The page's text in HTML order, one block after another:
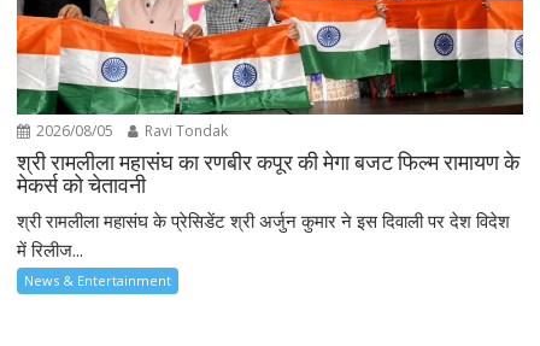
2026/08/05 Ravi Tondak
श्री रामलीला महासंघ का रणबीर कपूर की मेगा बजट फिल्म रामायण के
मेकर्स को चेतावनी
श्री रामलीला महासंघ के प्रेसिडेंट श्री अर्जुन कुमार ने इस दिवाली पर देश विदेश
में रिलीज...
News & Entertainment